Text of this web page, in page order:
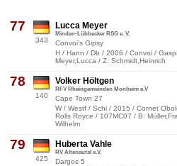
77
343
Lucca Meyer
Minden-Lübbecker RSG e. V.
Convoi's Gipsy
H / Hann / Db / 2006 / Convoi /
Meyer,Lucca / Z: Schmidt,Heinrich
78
140
Volker Höltgen
RFV Rheingemeinden Monheim e.V
Cape Town 27
W / Westf / Schi / 2015 / Cornet
Rolls Royce / 107MC07 / B:
Wilhelm
79
425
Huberta Vahle
RV Altenautal e.V.
Dargos 5